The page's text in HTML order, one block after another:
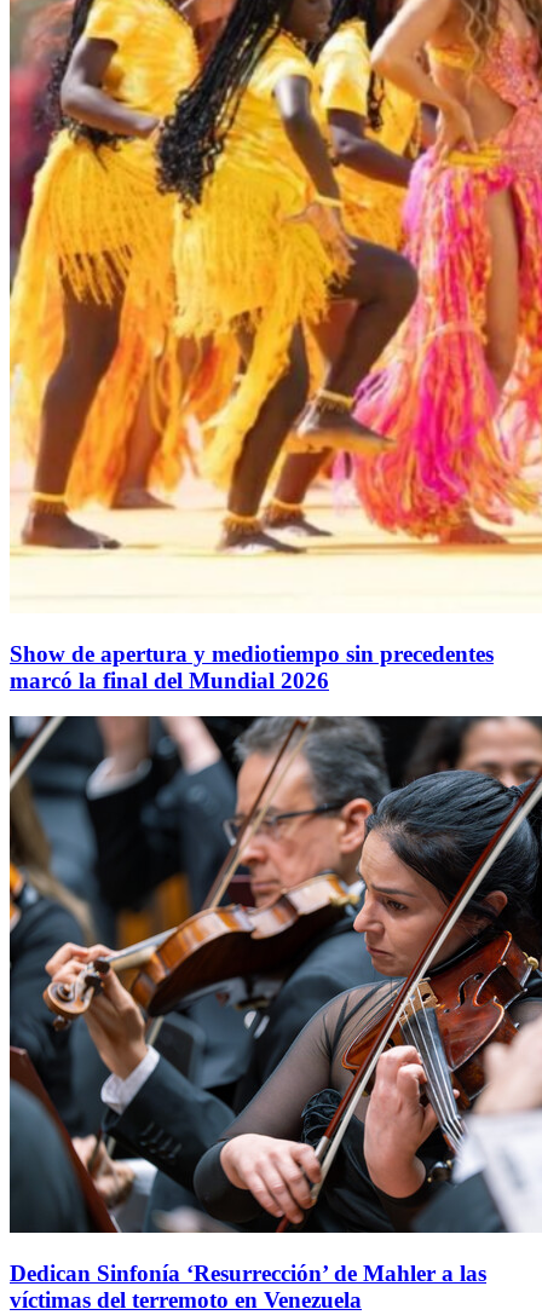
Show de apertura y mediotiempo sin precedentes
marcó la final del Mundial 2026
Dedican Sinfonía ‘Resurrección’ de Mahler a las
víctimas del terremoto en Venezuela